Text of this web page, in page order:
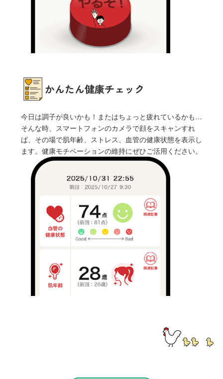
かんたん健康チェック
今日は調子が良いかも！またはちょっと疲れているかも…
そんな時、スマートフォンのカメラで顔をスキャンすれ
ば、その場で肌年齢、ストレス、血管の健康状態を表示し
ます。健康モチベーションの維持にぜひご活用ください。